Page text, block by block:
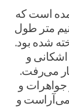
است که
متر طول
شده بود.
و
می‌رفت.
جواهرات و
می‌آراست و